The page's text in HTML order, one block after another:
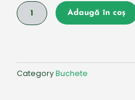
Cantitate
Buchet
Adaugă în coș
CategoryBuchete